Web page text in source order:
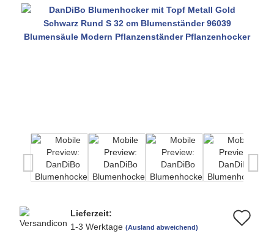
Lieferzeit:
1-3 Werktage (Ausland abweichend)